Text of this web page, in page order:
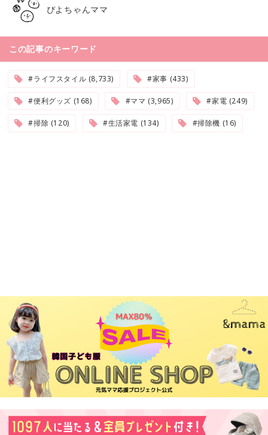
ぴよちゃんママ
この記事のキーワード
#ライフスタイル (8,733) #家事 (433)
#便利グッズ (168) #ママ (3,965) #家電 (249)
#掃除 (120) #生活家電 (134) #掃除機 (16)